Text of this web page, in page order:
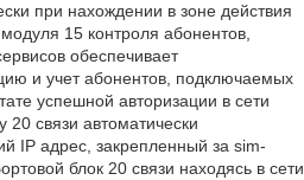
при нахождении в зоне действия
15 контроля абонентов,
обеспечивает
и учет абонентов, подключаемых
успешной авторизации в сети
связи автоматически
IP адрес, закрепленный за sim-
блок 20 связи находясь в сети